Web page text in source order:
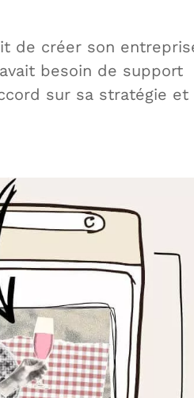
de créer son
besoin de support
sur sa stratégie et